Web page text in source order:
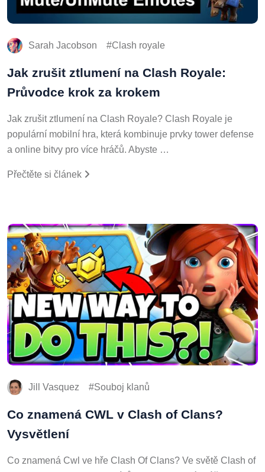
Sarah Jacobson Clash royale
Jak zrušit ztlumení na Clash Royale:
Průvodce krok za krokem
Jak zrušit ztlumení na Clash Royale? Clash Royale je
populární mobilní hra, která kombinuje prvky tower defense
a online bitvy pro více hráčů. Abyste …
Přečtěte si článek
Jill Vasquez Souboj klanů
Co znamená CWL v Clash of Clans?
Vysvětlení
Co znamená Cwl ve hře Clash Of Clans? Ve světě Clash of